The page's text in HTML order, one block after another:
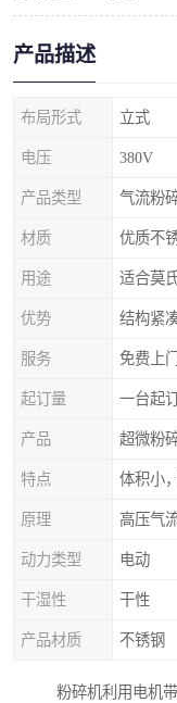
产品描述
布局形式 立式
电压 380V
产品类型 气流粉
材质 优质不
用途 适合莫
优势 结构紧
服务 免费上
起订量 一台起
产品 超微粉
特点
原理 高压气
动力类型 电动
干湿性 干性
产品材质 不锈钢
粉碎机利用电机